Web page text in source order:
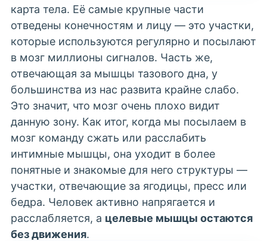
карта тела. Её самые крупные части
отведены конечностям и лицу — это участки,
которые используются регулярно и посылают
в мозг миллионы сигналов. Часть же,
отвечающая за мышцы тазового дна, у
большинства из нас развита крайне слабо.
Это значит, что мозг очень плохо видит
данную зону. Как итог, когда мы посылаем в
мозг команду сжать или расслабить
интимные мышцы, она уходит в более
понятные и знакомые для него структуры —
участки, отвечающие за ягодицы, пресс или
бедра. Человек активно напрягается и
расслабляется, а целевые мышцы остаются
без движения.